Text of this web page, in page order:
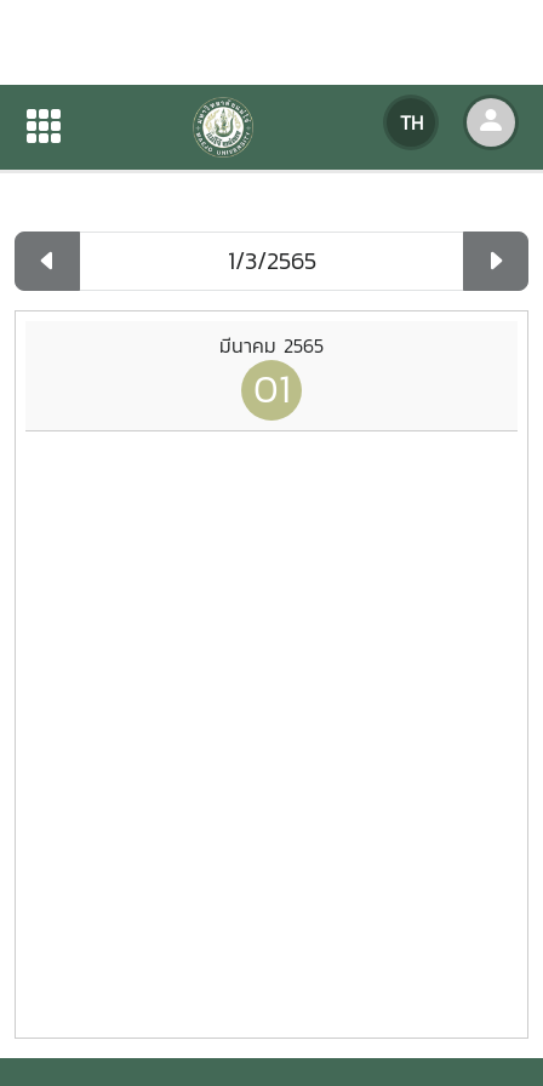
TH
ปฏิทินกิจกรรมของหน่วยงาน
ปฏิทินกิจกรรมของหน่วยงาน
มีนาคม 2565
01